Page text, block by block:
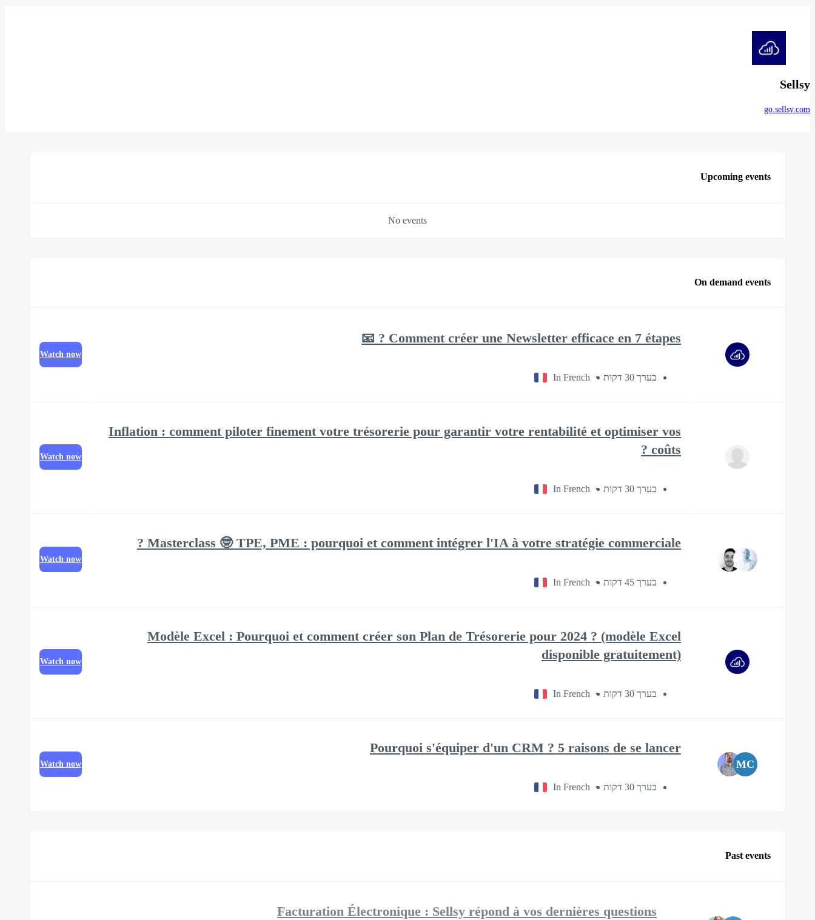
Sellsy
go.sellsy.com
Upcoming events
No events
On demand events
Comment créer une Newsletter efficace en 7 étapes ? 📧
בערך 30 דקות In French
Watch now
Inflation : comment piloter finement votre trésorerie pour garantir votre rentabilité et optimiser vos
coûts ?
בערך 30 דקות In French
Watch now
Masterclass 🤓 TPE, PME : pourquoi et comment intégrer l'IA à votre stratégie commerciale ?
בערך 45 דקות In French
Watch now
Modèle Excel : Pourquoi et comment créer son Plan de Trésorerie pour 2024 ? (modèle Excel
disponible gratuitement)
בערך 30 דקות In French
Watch now
MC
Pourquoi s'équiper d'un CRM ? 5 raisons de se lancer
בערך 30 דקות In French
Watch now
Past events
Facturation Électronique : Sellsy répond à vos dernières questions